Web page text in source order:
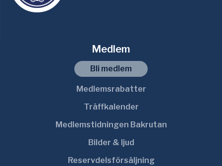
Medlem
Bli medlem
Medlemsrabatter
Träffkalender
Medlemstidningen Bakrutan
Bilder & ljud
Reservdelsförsäljning